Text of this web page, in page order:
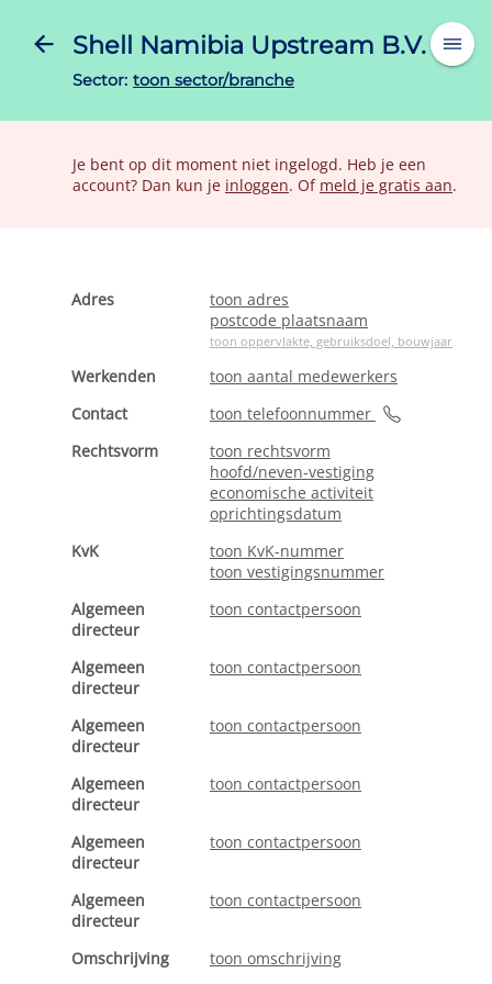
Shell Namibia Upstream B.V.
Sector: toon sector/branche
Je bent op dit moment niet ingelogd. Heb je een
account? Dan kun je inloggen. Of meld je gratis aan.
Adres
toon adres
postcode plaatsnaam
toon oppervlakte, gebruiksdoel, bouwjaar
Werkenden
toon aantal medewerkers
Contact
toon telefoonnummer
Rechtsvorm
toon rechtsvorm
hoofd/neven-vestiging
economische activiteit
oprichtingsdatum
KvK
toon KvK-nummer
toon vestigingsnummer
Algemeen
directeur
toon contactpersoon
Algemeen
directeur
toon contactpersoon
Algemeen
directeur
toon contactpersoon
Algemeen
directeur
toon contactpersoon
Algemeen
directeur
toon contactpersoon
Algemeen
directeur
toon contactpersoon
Omschrijving toon omschrijving